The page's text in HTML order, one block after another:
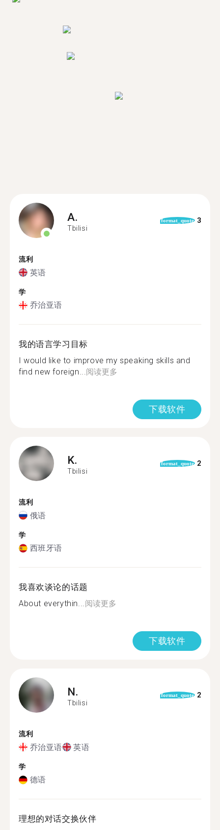
A.
Tbilisi
format_quote 3
流利
英语
学
乔治亚语
我的语言学习目标
I would like to improve my speaking skills and
find new foreign...阅读更多
下载软件
K.
Tbilisi
format_quote 2
流利
俄语
学
西班牙语
我喜欢谈论的话题
About everythin...阅读更多
下载软件
N.
Tbilisi
format_quote 2
流利
乔治亚语 英语
学
德语
理想的对话交换伙伴